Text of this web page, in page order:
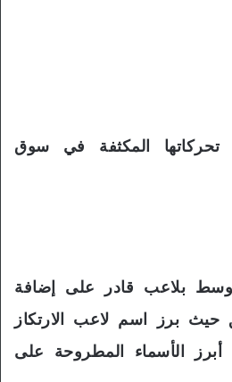
تحركاتها المكثفة في سوق
بلاعب قادر على إضافة
حيث برز اسم لاعب الارتكاز
أبرز الأسماء المطروحة على